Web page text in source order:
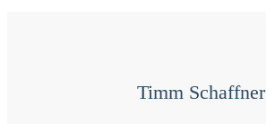
Timm Schaffner